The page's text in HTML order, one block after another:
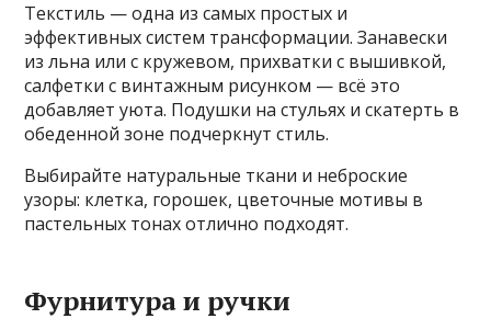
Текстиль — одна из самых простых и
эффективных систем трансформации. Занавески
из льна или с кружевом, прихватки с вышивкой,
салфетки с винтажным рисунком — всё это
добавляет уюта. Подушки на стульях и скатерть в
обеденной зоне подчеркнут стиль.
Выбирайте натуральные ткани и неброские
узоры: клетка, горошек, цветочные мотивы в
пастельных тонах отлично подходят.
Фурнитура и ручки